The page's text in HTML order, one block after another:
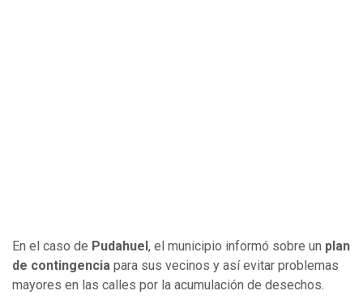
En el caso de Pudahuel, el municipio informó sobre un plan
de contingencia para sus vecinos y así evitar problemas
mayores en las calles por la acumulación de desechos.